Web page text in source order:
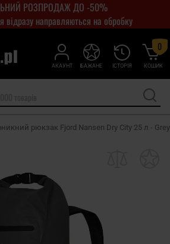
РОЗПРОДАЖ ДО -50%
відразу направляються на обробку
АКАУНТ ІСТОРІЯ
БАЖАНЕ КОШИК
0
рюкзак Fjord Nansen Dry City 25 л - Grey